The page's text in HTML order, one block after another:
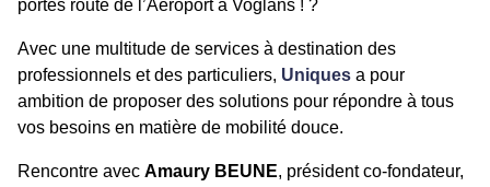
portes route de l’Aéroport à Voglans ! ?
Avec une multitude de services à destination des
professionnels et des particuliers, Uniques a pour
ambition de proposer des solutions pour répondre à tous
vos besoins en matière de mobilité douce.
Rencontre avec Amaury BEUNE, président co-fondateur,